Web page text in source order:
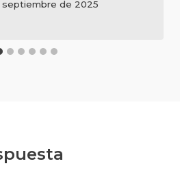
septiembre de 2025